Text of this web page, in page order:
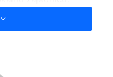
i potoka, obnova i
zamjena dotrajale
osnovnih škola, kroz